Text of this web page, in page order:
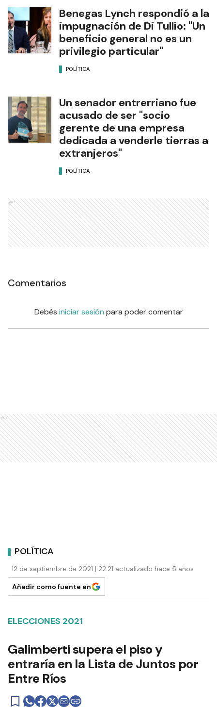
Benegas Lynch respondió a la
impugnación de Di Tullio: "Un
beneficio general no es un
privilegio particular"
POLÍTICA
Un senador entrerriano fue
acusado de ser "socio
gerente de una empresa
dedicada a venderle tierras a
extranjeros"
POLÍTICA
Ads
Comentarios
Debés iniciar sesión para poder comentar
Ads
POLÍTICA
12 de septiembre de 2021 | 22:21 actualizado hace 5 años
Añadir como fuente en
ELECCIONES 2021
Galimberti supera el piso y
entraría en la Lista de Juntos por
Entre Ríos